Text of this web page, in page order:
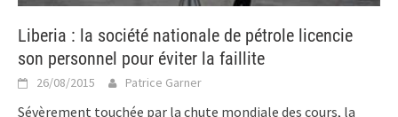
Liberia : la société nationale de pétrole licencie
son personnel pour éviter la faillite
26/08/2015 Patrice Garner
Sévèrement touchée par la chute mondiale des cours, la